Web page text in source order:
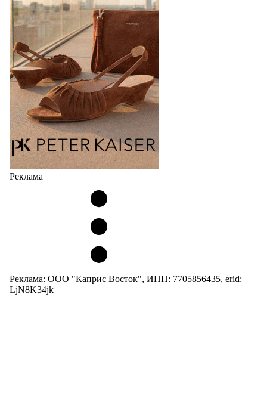
Реклама
Реклама: ООО "Каприс Восток", ИНН: 7705856435, erid:
LjN8K34jk